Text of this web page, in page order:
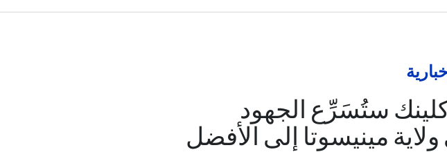
لمايو كلينك ستُسَرِّع الجهود
مينيسوتا إلى الأفضل